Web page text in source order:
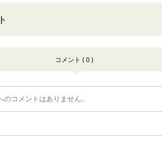
コメント ( 0 )
のコメントはありません。